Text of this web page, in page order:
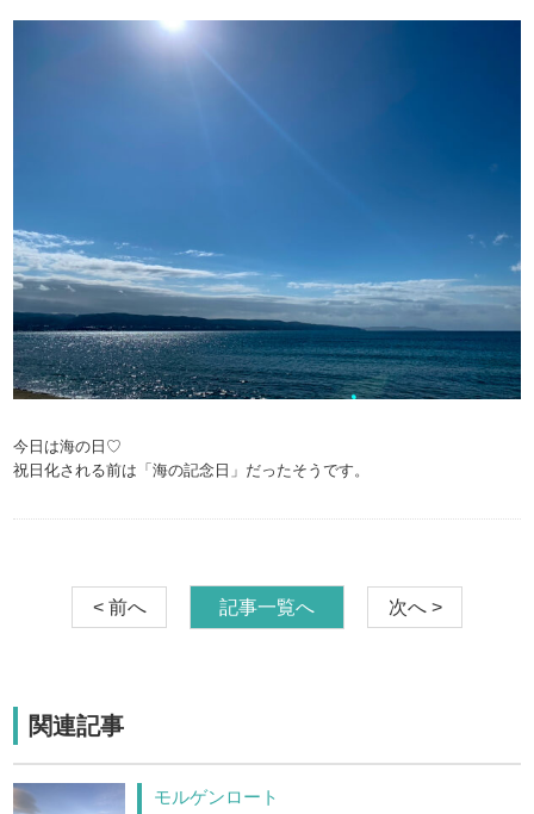
今日は海の日♡
祝日化される前は「海の記念日」だったそうです。
< 前へ 記事一覧へ 次へ >
関連記事
モルゲンロート